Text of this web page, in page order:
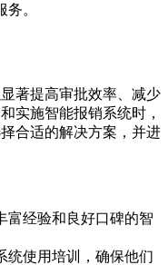
。
著提高审批效率、减少
实施智能报销系统时，
合适的解决方案，并进
富经验和良好口碑的智
统使用培训，确保他们